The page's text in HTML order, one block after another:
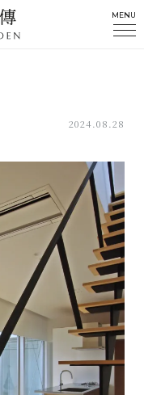
MENU
2024.08.28